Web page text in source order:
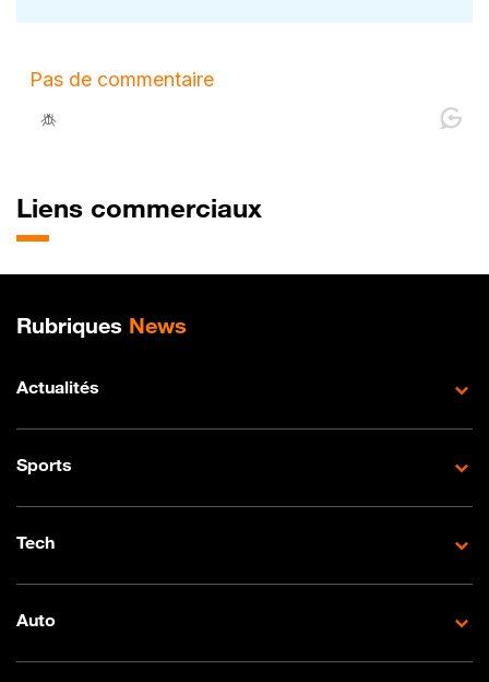
Liens commerciaux
Plan de site
Rubriques News
Actualités
Sports
Tech
Auto